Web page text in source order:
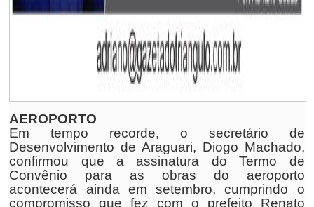
AEROPORTO
Em tempo recorde, o secretário de
Desenvolvimento de Araguari, Diogo Machado,
confirmou que a assinatura do Termo de
Convênio para as obras do aeroporto
acontecerá ainda em setembro, cumprindo o
compromisso que fez com o prefeito Renato